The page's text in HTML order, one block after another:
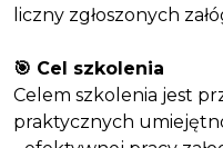
liczny zgłoszonych
🎯 Cel szkolenia
Celem szkolenia jest
praktycznych